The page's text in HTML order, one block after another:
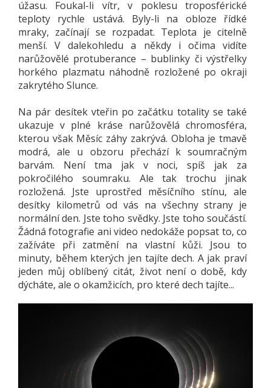
úžasu. Foukal-li vítr, v poklesu troposférické
teploty rychle ustává. Byly-li na obloze řídké
mraky, začínají se rozpadat. Teplota je citelně
menší. V dalekohledu a někdy i očima vidíte
narůžovělé protuberance – bublinky či výstřelky
horkého plazmatu náhodně rozložené po okraji
zakrytého Slunce.
Na pár desítek vteřin po začátku totality se také
ukazuje v plné kráse narůžovělá chromosféra,
kterou však Měsíc záhy zakrývá. Obloha je tmavě
modrá, ale u obzoru přechází k soumračným
barvám. Není tma jak v noci, spíš jak za
pokročilého soumraku. Ale tak trochu jinak
rozložená. Jste uprostřed měsíčního stínu, ale
desítky kilometrů od vás na všechny strany je
normální den. Jste toho svědky. Jste toho součástí.
Žádná fotografie ani video nedokáže popsat to, co
zažíváte při zatmění na vlastní kůži. Jsou to
minuty, během kterých jen tajíte dech. A jak praví
jeden můj oblíbený citát, život není o době, kdy
dýcháte, ale o okamžicích, pro které dech tajíte...